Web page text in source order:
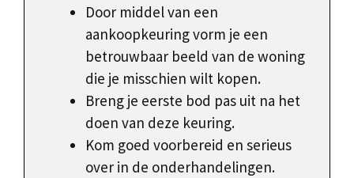
Door middel van een
aankoopkeuring vorm je een
betrouwbaar beeld van de woning
die je misschien wilt kopen.
Breng je eerste bod pas uit na het
doen van deze keuring.
Kom goed voorbereid en serieus
over in de onderhandelingen.